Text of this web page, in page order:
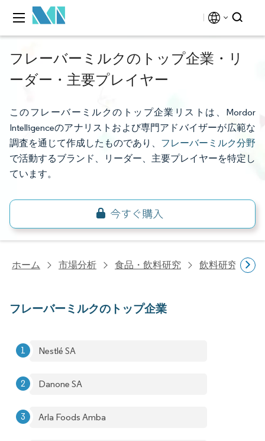
フレーバーミルクのトップ企業・リ
ーダー・主要プレイヤー
このフレーバーミルクのトップ企業リストは、Mordor
Intelligenceのアナリストおよび専門アドバイザーが広範な
調査を通じて作成したものであり、 フレーバーミルク分野
で活動するブランド、リーダー、主要プレイヤーを特定し
ています。
ホーム 市場分析 食品・飲料研究 飲料研究
フレーバーミルクのトップ企業
Nestlé SA
Danone SA
Arla Foods Amba